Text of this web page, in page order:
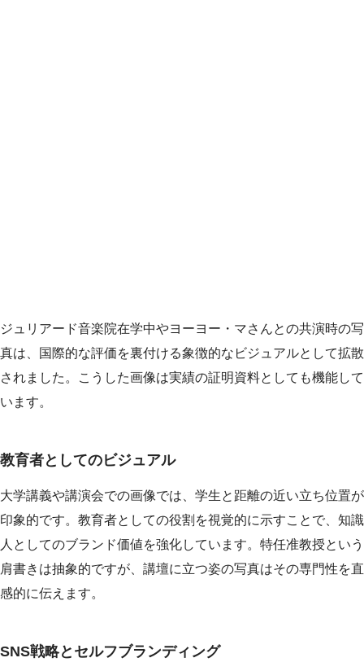
ジュリアード音楽院在学中やヨーヨー・マさんとの共演時の写
真は、国際的な評価を裏付ける象徴的なビジュアルとして拡散
されました。こうした画像は実績の証明資料としても機能して
います。
教育者としてのビジュアル
大学講義や講演会での画像では、学生と距離の近い立ち位置が
印象的です。教育者としての役割を視覚的に示すことで、知識
人としてのブランド価値を強化しています。特任准教授という
肩書きは抽象的ですが、講壇に立つ姿の写真はその専門性を直
感的に伝えます。
SNS戦略とセルフブランディング